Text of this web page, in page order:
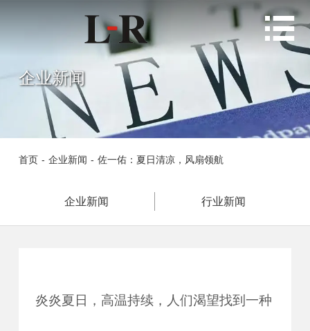

企业新闻
首页 - 企业新闻 - 佐一佑：夏日清凉，风扇领航
企业新闻 行业新闻
炎炎夏日，高温持续，人们渴望找到一种